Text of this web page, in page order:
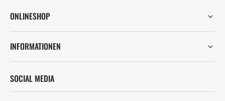
ONLINESHOP
INFORMATIONEN
SOCIAL MEDIA